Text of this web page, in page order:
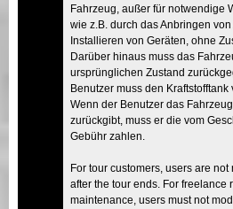
Fahrzeug, außer für notwendige
wie z.B. durch das Anbringen
Installieren von Geräten, ohne
Darüber hinaus muss das
ursprünglichen Zustand
Benutzer muss den
Wenn der Benutzer das
zurückgibt, muss er die vom
Gebühr zahlen.
For tour customers, users are
after the tour ends. For freelance
maintenance, users must not